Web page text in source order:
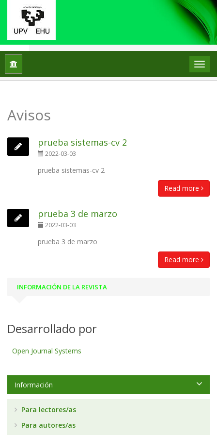
Inicio
Avisos
prueba sistemas-cv 2
2022-03-03
prueba sistemas-cv 2
Read more
prueba 3 de marzo
2022-03-03
prueba 3 de marzo
Read more
INFORMACIÓN DE LA REVISTA
Desarrollado por
Open Journal Systems
Información
Para lectores/as
Para autores/as